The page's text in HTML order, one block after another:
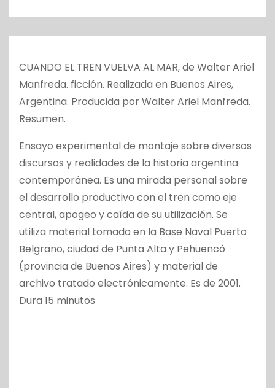
CUANDO EL TREN VUELVA AL MAR, de Walter Ariel
Manfreda. ficción. Realizada en Buenos Aires,
Argentina. Producida por Walter Ariel Manfreda.
Resumen.
Ensayo experimental de montaje sobre diversos
discursos y realidades de la historia argentina
contemporánea. Es una mirada personal sobre
el desarrollo productivo con el tren como eje
central, apogeo y caída de su utilización. Se
utiliza material tomado en la Base Naval Puerto
Belgrano, ciudad de Punta Alta y Pehuencó
(provincia de Buenos Aires) y material de
archivo tratado electrónicamente. Es de 2001.
Dura 15 minutos